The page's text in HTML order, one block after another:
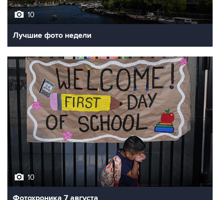
Лучшие фото недели
10
Фотохроника 7 августа